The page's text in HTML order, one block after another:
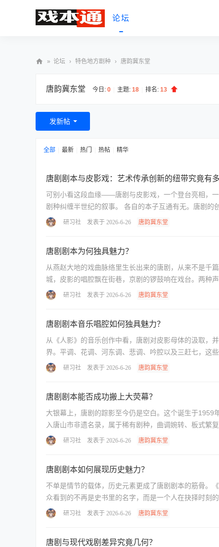
论坛
» 论坛 › 特色地方剧种 › 唐韵冀东堂
唐韵冀东堂 今日: 0 主题: 18 排名: 13
发新帖
全部 最新 热门 热帖 精华
唐剧剧本与皮影戏：艺术传承创新的纽带究竟有多
可别小看这段血缘——唐剧与皮影戏，一个登台亮相，
剧种纠缠半世纪的叙事。 各自的本
研习社 发表于 2026-6-26 唐韵冀东堂
唐剧剧本为何独具魅力？
从燕赵大地的戏曲脉络里生长出来的唐剧，从来不是千篇一律
城，皮影的唱腔飘在街巷，京剧的锣鼓响在戏台。两种
研习社 发表于 2026-6-26 唐韵冀东堂
唐剧剧本音乐唱腔如何独具魅力？
从《人影》的音乐创作中看，唐剧对皮影母体的汲取，
界。平调、花调、河东调、悲调、吟腔以及三赶七，这
研习社 发表于 2026-6-26 唐韵冀东堂
唐剧剧本能否成功搬上大荧幕？
大银幕上，唐剧的踪影至今仍是空白。这个诞生于
研习社 发表于 2026-6-26 唐韵冀东堂
唐剧剧本如何展现历史魅力？
不单是情节的载体，历史元素更成了唐剧剧本的筋骨。
众看到的不再是史书里的名字，而是一个人在抉择时刻
研习社 发表于 2026-6-26 唐韵冀东堂
唐剧与现代戏剧差异究竟几何？